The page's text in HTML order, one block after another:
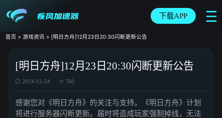
下载APP
首页 >游戏资讯 > [明日方舟]12月23日20:30闪断更新公告
[明日方舟]12月23日20:30闪断更新公告
2024-12-24 760
感谢您对《明日方舟》的关注与支持。《明日方舟》计划
将进行服务器闪断更新。届时将造成玩家强制掉线，无法